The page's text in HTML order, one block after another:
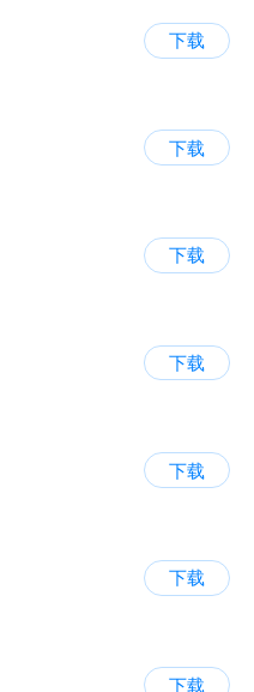
下载
下载
下载
下载
下载
下载
下载